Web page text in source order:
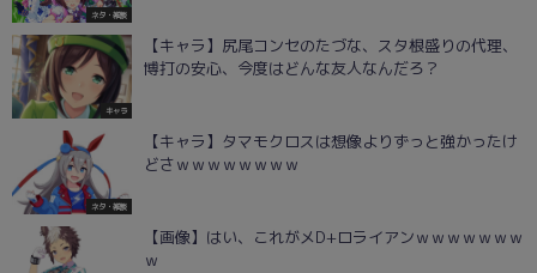
ネタ・雑談
キャラ
【キャラ】尻尾コンセのたづな、スタ根盛りの代理、
博打の安心、今度はどんな友人なんだろ？
ネタ・雑談
【キャラ】タマモクロスは想像よりずっと強かったけ
どさｗｗｗｗｗｗｗｗ
【画像】はい、これがメD+ロライアンｗｗｗｗｗｗｗ
ｗ